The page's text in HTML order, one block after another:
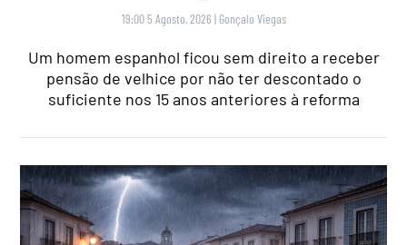
19:00 5 Agosto, 2026 | Gonçalo Viegas
Um homem espanhol ficou sem direito a receber
pensão de velhice por não ter descontado o
suficiente nos 15 anos anteriores à reforma